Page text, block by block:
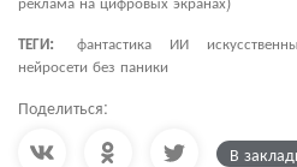
ТЕГИ:
фантастика ИИ
нейросети без паники
Поделиться:
В